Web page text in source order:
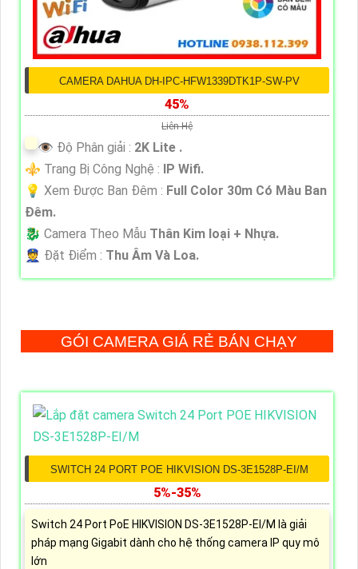
CAMERA DAHUA DH-IPC-HFW1339DTK1P-SW-PV
45%
Liên Hệ
👁 Độ Phân giải : 2K Lite .
⚜️ Trang Bị Công Nghệ :
IP Wifi.
💡 Xem Được Ban Đêm : Full Color 30m Có Màu Ban
Ðêm.
🐉️ Camera Theo Mẫu Thân Kim loại + Nhựa.
️👮 Đặt Điểm : Thu Âm Và Loa.
GÓI CAMERA GIÁ RẺ BÁN CHẠY
SWITCH 24 PORT POE HIKVISION DS-3E1528P-EI/M
5%-35%
Switch 24 Port PoE HIKVISION DS-3E1528P-EI/M là giải
pháp mạng Gigabit dành cho hệ thống camera IP quy mô
lớn